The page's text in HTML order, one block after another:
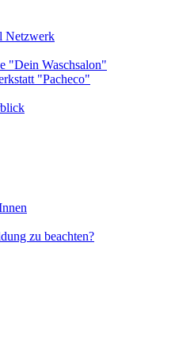
Netzwerk
"Dein Waschsalon"
"Pacheco"
zu beachten?